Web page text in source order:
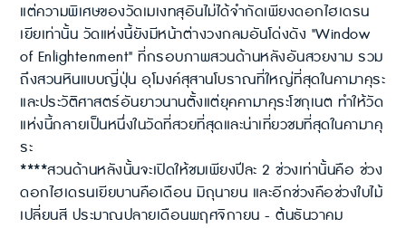
แต่ความพิเศษของวัดเมเงทสุอินไม่ได้จำกัดเพียงดอกไฮเดรน
เยียเท่านั้น วัดแห่งนี้ยังมีหน้าต่างวงกลมอันโด่งดัง "Window
of Enlightenment" ที่กรอบภาพสวนด้านหลังอันสวยงาม รวม
ถึงสวนหินแบบญี่ปุ่น อุโมงค์สุสานโบราณที่ใหญ่ที่สุดในคามาคุระ
และประวัติศาสตร์อันยาวนานตั้งแต่ยุคคามาคุระโชกุเนต ทำให้วัด
แห่งนี้กลายเป็นหนึ่งในวัดที่สวยที่สุดและน่าเที่ยวชมที่สุดในคามาคุ
ระ
****สวนด้านหลังนั้นจะเปิดให้ชมเพียงปีละ 2 ช่วงเท่านั้นคือ ช่วง
ดอกไฮเดรนเยียบานคือเดือน มิถุนายน และอีกช่วงคือช่วงใบไม้
เปลี่ยนสี ประมาณปลายเดือนพฤศจิกายน - ต้นธันวาคม